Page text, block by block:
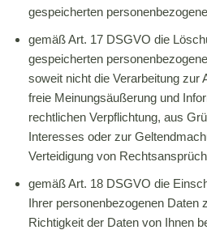
gespeicherten
gemäß Art. 17 DSGVO die
gespeicherten
soweit nicht die Verarbeitung zur
freie Meinungsäußerung und
rechtlichen Verpflichtung, aus
Interesses oder zur
Verteidigung von
gemäß Art. 18 DSGVO die
Ihrer personenbezogenen Daten
Richtigkeit der Daten von Ihnen